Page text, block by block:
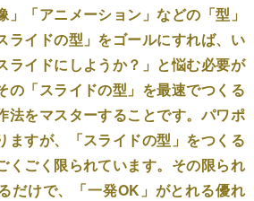
「アニメーション」などの「型」
ライドの型」をゴールにすれば、い
ライドにしようか？」と悩む必要が
の「スライドの型」を最速でつくる
法をマスターすることです。パワポ
ますが、「スライドの型」をつくる
くごく限られています。その限られ
だけで、「一発OK」がとれる優れ